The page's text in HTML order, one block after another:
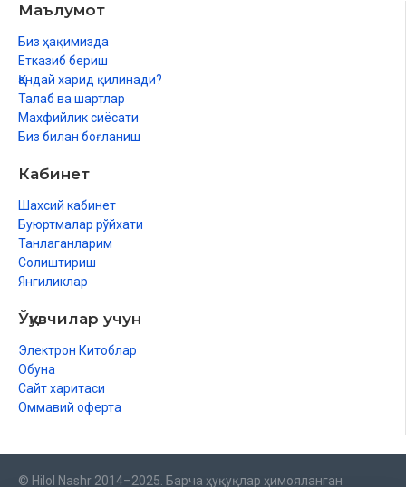
Маълумот
Биз ҳақимизда
Етказиб бериш
Қандай харид қилинади?
Талаб ва шартлар
Махфийлик сиёсати
Биз билан боғланиш
Кабинет
Шахсий кабинет
Буюртмалар рўйхати
Танлаганларим
Солиштириш
Янгиликлар
Ўқувчилар учун
Электрон Китоблар
Обуна
Сайт харитаси
Оммавий оферта
© Hilol Nashr 2014–2025. Барча ҳуқуқлар ҳимояланган